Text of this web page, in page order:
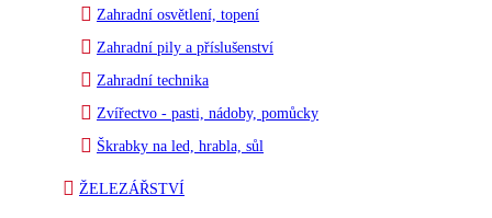
Zahradní osvětlení, topení
Zahradní pily a příslušenství
Zahradní technika
Zvířectvo - pasti, nádoby, pomůcky
Škrabky na led, hrabla, sůl
ŽELEZÁŘSTVÍ